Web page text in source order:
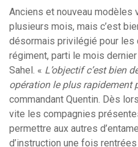
Anciens et nouveau modèles
plusieurs mois, mais c’est
désormais privilégié pour
régiment, parti le mois dernier
Sahel. « L’objectif c’est bien
opération le plus rapidement
commandant Quentin. Dès
vite les compagnies
permettre aux autres
d’instruction une fois rentrées